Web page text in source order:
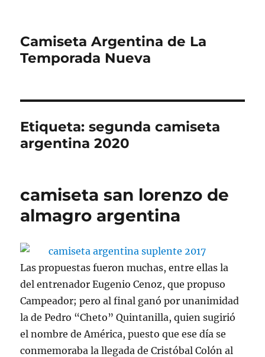
Camiseta Argentina de La
Temporada Nueva
Etiqueta:segunda camiseta
argentina 2020
camiseta san lorenzo de
almagro argentina
Las propuestas fueron muchas, entre ellas la
del entrenador Eugenio Cenoz, que propuso
Campeador; pero al final ganó por unanimidad
la de Pedro “Cheto” Quintanilla, quien sugirió
el nombre de América, puesto que ese día se
conmemoraba la llegada de Cristóbal Colón al